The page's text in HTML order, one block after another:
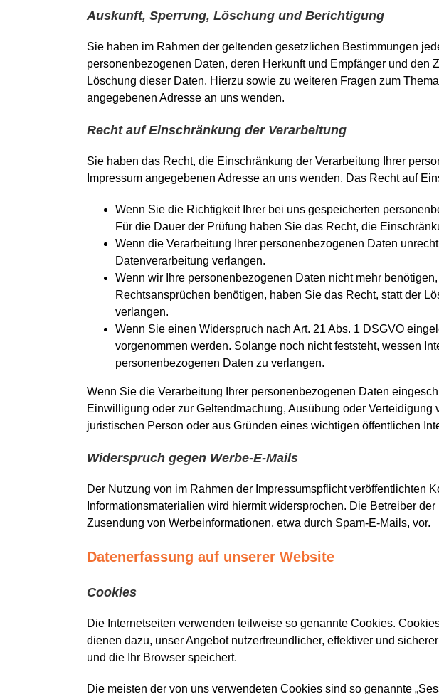
Auskunft, Sperrung, Löschung und Berichtigung
Sie haben im Rahmen der geltenden gesetzlichen Bestimmungen
personenbezogenen Daten, deren Herkunft und Empfänger und
Löschung dieser Daten. Hierzu sowie zu weiteren Fragen zum
angegebenen Adresse an uns wenden.
Recht auf Einschränkung der Verarbeitung
Sie haben das Recht, die Einschränkung der Verarbeitung Ihrer
Impressum angegebenen Adresse an uns wenden. Das Recht auf
Wenn Sie die Richtigkeit Ihrer bei uns gespeicherten
Für die Dauer der Prüfung haben Sie das Recht, die
Wenn die Verarbeitung Ihrer personenbezogenen Daten
Datenverarbeitung verlangen.
Wenn wir Ihre personenbezogenen Daten nicht mehr
Rechtsansprüchen benötigen, haben Sie das Recht, statt der
verlangen.
Wenn Sie einen Widerspruch nach Art. 21 Abs. 1 DSGVO
vorgenommen werden. Solange noch nicht feststeht, wessen
personenbezogenen Daten zu verlangen.
Wenn Sie die Verarbeitung Ihrer personenbezogenen Daten
Einwilligung oder zur Geltendmachung, Ausübung oder
juristischen Person oder aus Gründen eines wichtigen öffentlichen
Widerspruch gegen Werbe-E-Mails
Der Nutzung von im Rahmen der Impressumspflicht veröffentlichten
Informationsmaterialien wird hiermit widersprochen. Die Betreiber
Zusendung von Werbeinformationen, etwa durch Spam-E-Mails, vor.
Datenerfassung auf unserer Website
Cookies
Die Internetseiten verwenden teilweise so genannte Cookies.
dienen dazu, unser Angebot nutzerfreundlicher, effektiver und
und die Ihr Browser speichert.
Die meisten der von uns verwendeten Cookies sind so genannte